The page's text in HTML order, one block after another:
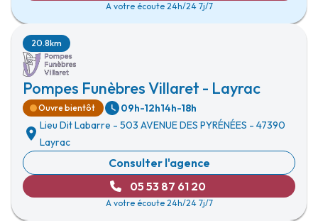
A votre écoute 24h/24 7j/7
Pompes Funèbres Villaret - Layrac
20.8km
Ouvre bientôt 09h-12h14h-18h
Lieu Dit Labarre - 503 AVENUE DES PYRÉNÉES - 47390
Layrac
Consulter l'agence
05 53 87 61 20
A votre écoute 24h/24 7j/7